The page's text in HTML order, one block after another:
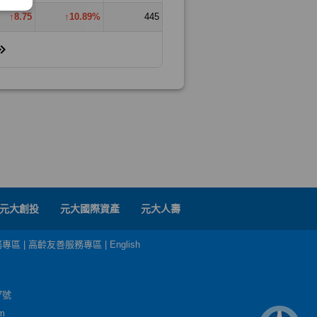
元大創投 元大國際資產 元大人壽
區 高齡友善服務專區 English
號